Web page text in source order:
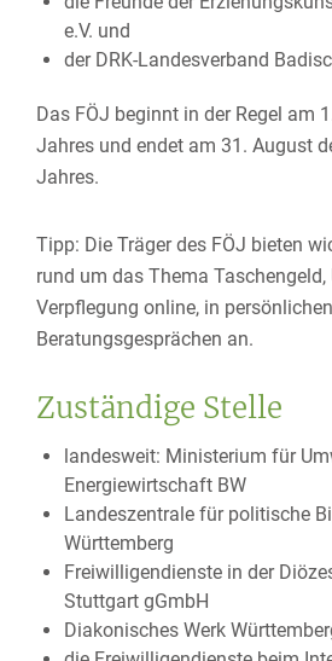
e.V. und
der DRK-Landesverband
Das FÖJ beginnt in der Regel am
Jahres und endet am 31. August
Jahres.
Tipp: Die Träger des FÖJ bieten
rund um das Thema
Verpflegung online, in
Beratungsgesprächen an.
Zuständige Stelle
landesweit: Ministerium für
Energiewirtschaft BW
Landeszentrale für politische
Württemberg
Freiwilligendienste in der
Stuttgart gGmbH
Diakonisches Werk